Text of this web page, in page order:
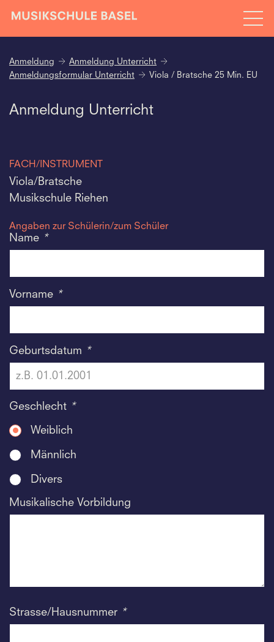
Anmeldung
Anmeldung Unterricht
Anmeldungsformular Unterricht
Viola / Bratsche 25 Min. EU
Anmeldung Unterricht
FACH/INSTRUMENT
Viola/Bratsche
Musikschule Riehen
Angaben zur Schülerin/zum Schüler
Name *
Vorname *
Geburtsdatum *
Geschlecht *
Weiblich
Männlich
Divers
Musikalische Vorbildung
Strasse/Hausnummer *